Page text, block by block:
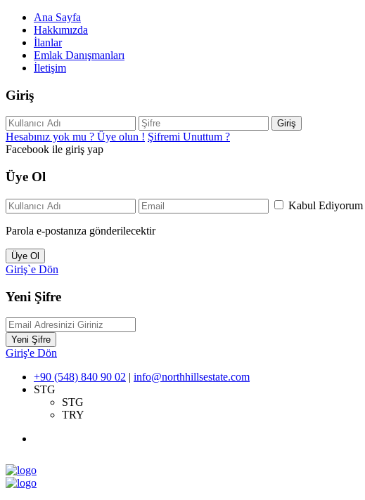
Ana Sayfa
Hakkımızda
İlanlar
Emlak Danışmanları
İletişim
Giriş
Giriş
Hesabınız yok mu ? Üye olun ! Şifremi Unuttum ?
Facebook ile giriş yap
Üye Ol
Kabul Ediyorum
Parola e-postanıza gönderilecektir
Üye Ol
Giriş`e Dön
Yeni Şifre
Yeni Şifre
Giriş'e Dön
+90 (548) 840 90 02 | info@northhillsestate.com
STG
STG
TRY